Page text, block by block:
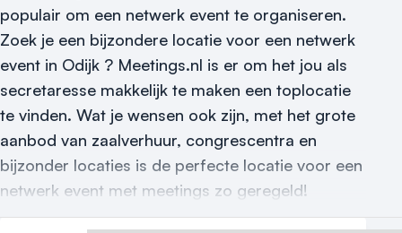
Vraag locatie aan
Meld locatie aan
populair om een netwerk event te organiseren.
Zoek je een bijzondere locatie voor een netwerk
event in Odijk ? Meetings.nl is er om het jou als
secretaresse makkelijk te maken een toplocatie
te vinden. Wat je wensen ook zijn, met het grote
aanbod van zaalverhuur, congrescentra en
bijzonder locaties is de perfecte locatie voor een
netwerk event met meetings zo geregeld!